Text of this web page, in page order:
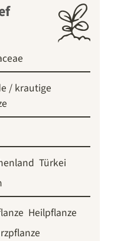
/ krautige
Türkei
Heilpflanze